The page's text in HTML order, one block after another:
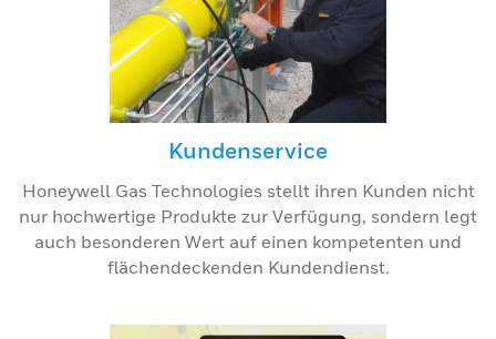
Kundenservice
Honeywell Gas Technologies stellt ihren Kunden nicht
nur hochwertige Produkte zur Verfügung, sondern legt
auch besonderen Wert auf einen kompetenten und
flächendeckenden Kundendienst.